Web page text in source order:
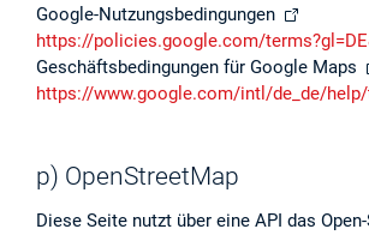
Google-Nutzungsbedingungen
https://policies.google.com/
Geschäftsbedingungen für Google Maps
https://www.google.com/intl/de_de/
p) OpenStreetMap
Diese Seite nutzt über eine API das